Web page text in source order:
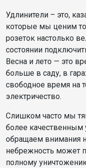
Удлинители – это,
которые мы ценим
розеток настолько
состоянии
Весна и лето — это
больше в саду, в
свободное время на
электричество.
Слишком часто мы
более
обращаем внимания
небрежность может
полному